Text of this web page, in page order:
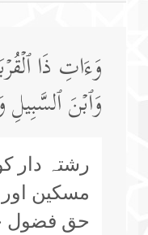
وَءَاتِ ذَا
وَٱبۡنَ ٱلسَّبِیلِ
رشتہ دار
مسکین
حق فضول